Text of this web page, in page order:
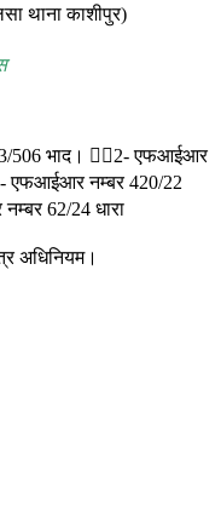
थाना काशीपुर)
506 भाद। 👉🏽2- एफआईआर
एफआईआर नम्बर 420/22
62/24 धारा
अधिनियम।